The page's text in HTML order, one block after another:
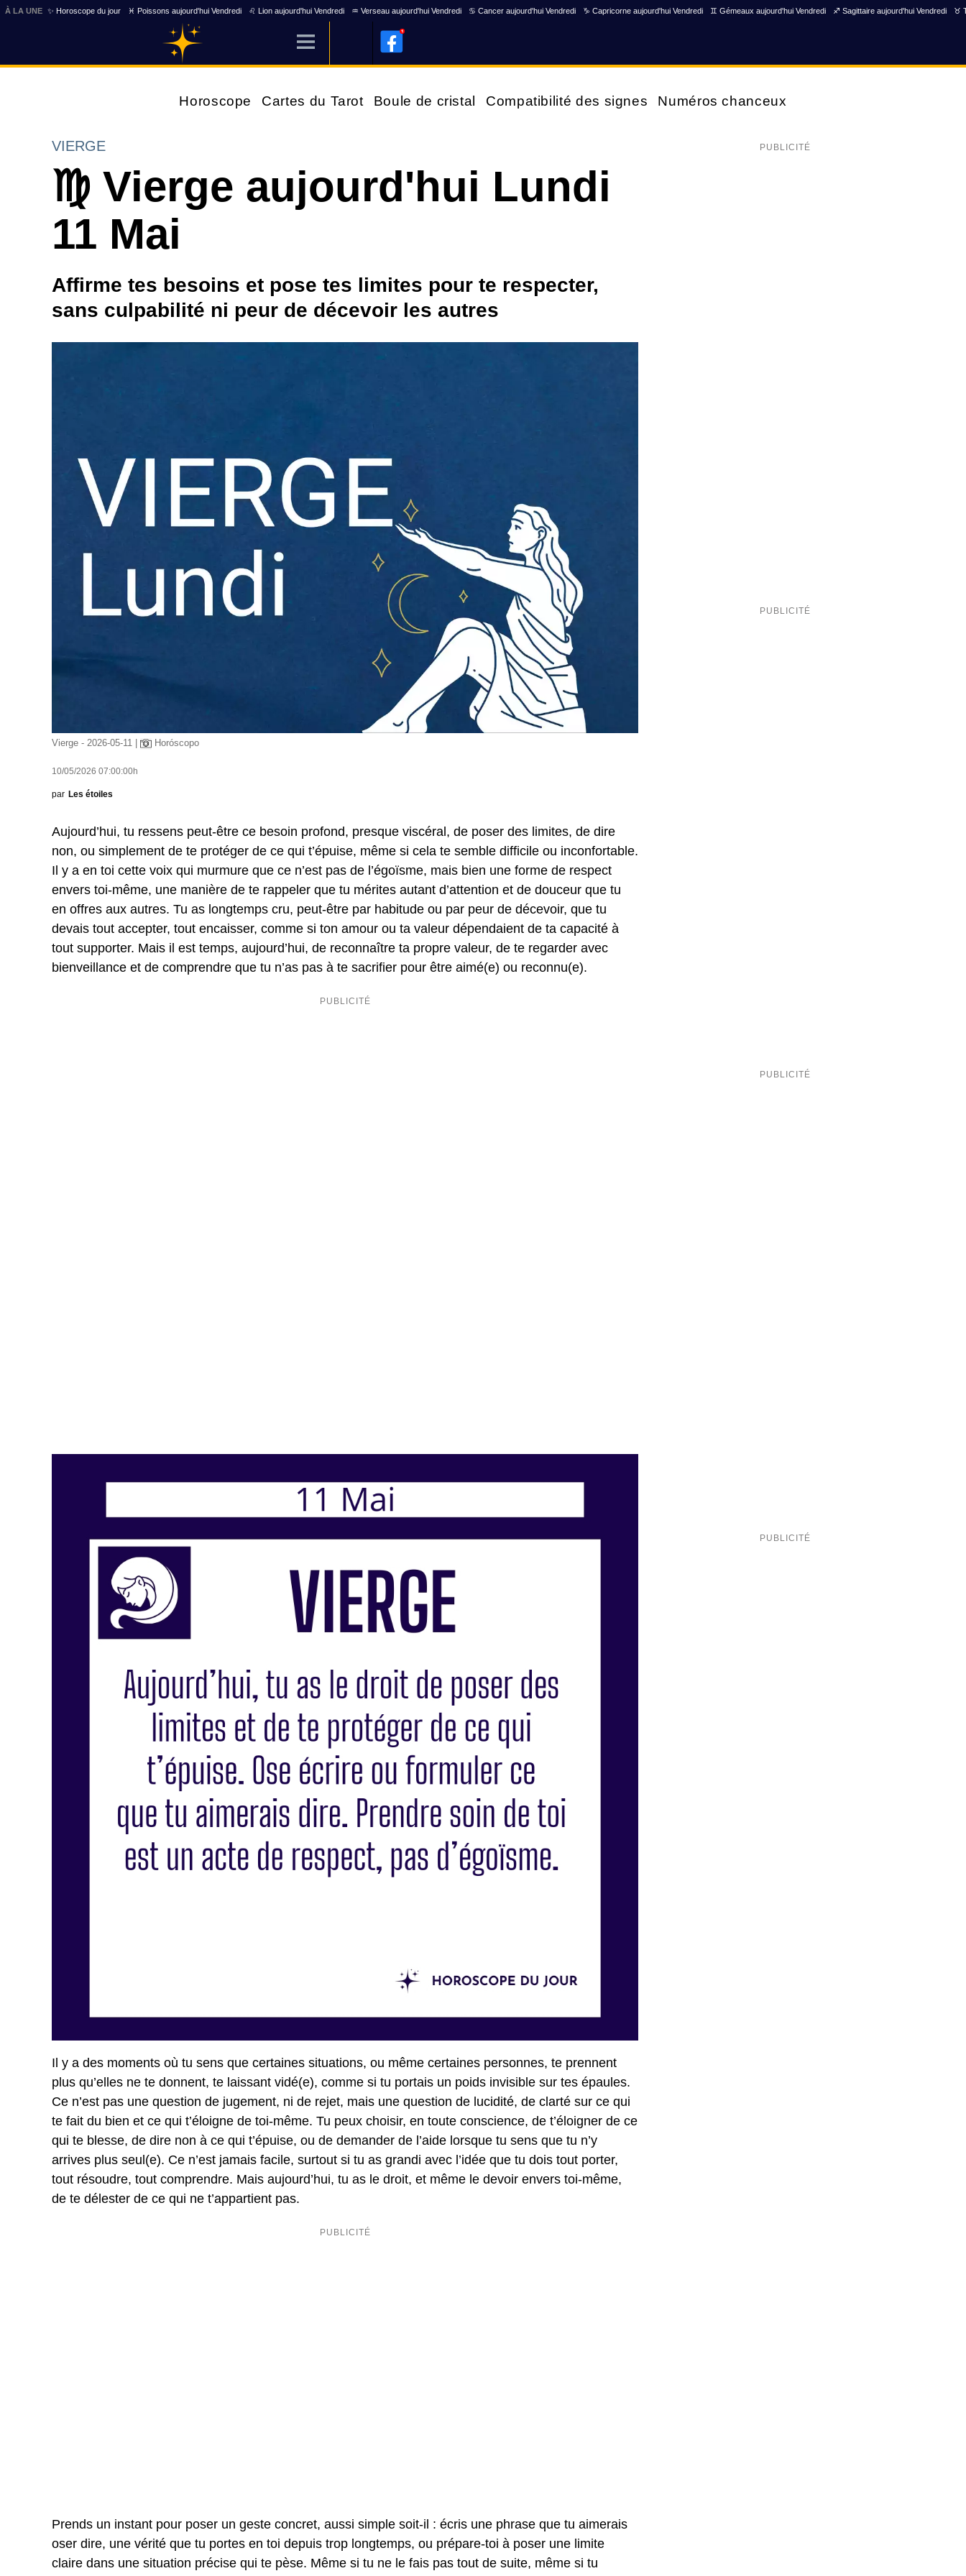
À LA UNE ✨ Horoscope du jour ♓ Poissons aujourd'hui Vendredi ♌ Lion aujourd'hui Vendredi ♒ Verseau aujourd'hui Vendredi ♋ Cancer aujourd'hui Vendredi ♑ Capricorne aujourd'hui Vendredi ♊ Gémeaux aujourd'hui Vendredi ♐ Sagittaire aujourd'hui Vendredi ♉
Horoscope Cartes du Tarot Boule de cristal Compatibilité des signes Numéros chanceux
VIERGE
♍ Vierge aujourd'hui Lundi
11 Mai
Affirme tes besoins et pose tes limites pour te respecter,
sans culpabilité ni peur de décevoir les autres
Vierge - 2026-05-11 | Horóscopo
10/05/2026 07:00:00h
par Les étoiles
Aujourd’hui, tu ressens peut-être ce besoin profond, presque viscéral, de poser des limites, de dire
non, ou simplement de te protéger de ce qui t’épuise, même si cela te semble difficile ou inconfortable.
Il y a en toi cette voix qui murmure que ce n’est pas de l’égoïsme, mais bien une forme de respect
envers toi-même, une manière de te rappeler que tu mérites autant d’attention et de douceur que tu
en offres aux autres. Tu as longtemps cru, peut-être par habitude ou par peur de décevoir, que tu
devais tout accepter, tout encaisser, comme si ton amour ou ta valeur dépendaient de ta capacité à
tout supporter. Mais il est temps, aujourd’hui, de reconnaître ta propre valeur, de te regarder avec
bienveillance et de comprendre que tu n’as pas à te sacrifier pour être aimé(e) ou reconnu(e).
Il y a des moments où tu sens que certaines situations, ou même certaines personnes, te prennent
plus qu’elles ne te donnent, te laissant vidé(e), comme si tu portais un poids invisible sur tes épaules.
Ce n’est pas une question de jugement, ni de rejet, mais une question de lucidité, de clarté sur ce qui
te fait du bien et ce qui t’éloigne de toi-même. Tu peux choisir, en toute conscience, de t’éloigner de ce
qui te blesse, de dire non à ce qui t’épuise, ou de demander de l’aide lorsque tu sens que tu n’y
arrives plus seul(e). Ce n’est jamais facile, surtout si tu as grandi avec l’idée que tu dois tout porter,
tout résoudre, tout comprendre. Mais aujourd’hui, tu as le droit, et même le devoir envers toi-même,
de te délester de ce qui ne t’appartient pas.
Prends un instant pour poser un geste concret, aussi simple soit-il : écris une phrase que tu aimerais
oser dire, une vérité que tu portes en toi depuis trop longtemps, ou prépare-toi à poser une limite
claire dans une situation précise qui te pèse. Même si tu ne le fais pas tout de suite, même si tu